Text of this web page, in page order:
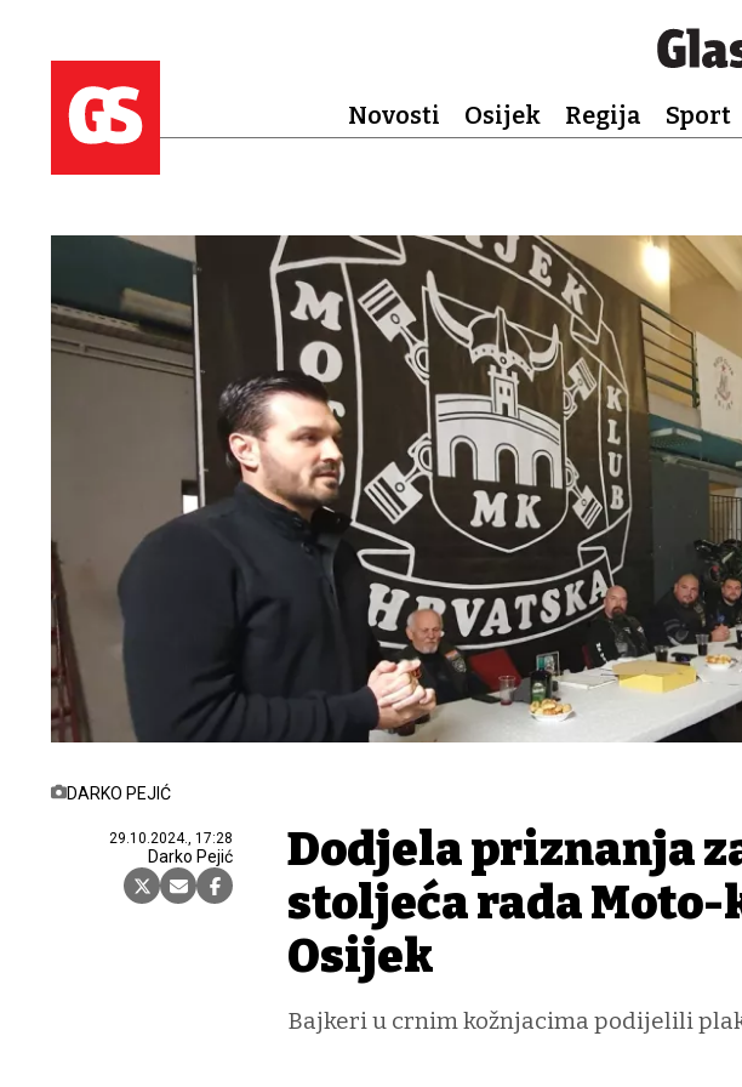
Novosti Osijek Regija Sport
DARKO PEJIĆ
29.10.2024., 17:28
Darko Pejić
Dodjela priznanja
stoljeća rada
Osijek
Bajkeri u crnim kožnjacima podijelili